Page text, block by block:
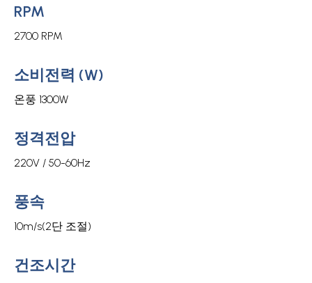
RPM
2700 RPM
소비전력 (W)
온풍 1300W
정격전압
220V / 50-60Hz
풍속
10m/s(2단 조절)
건조시간